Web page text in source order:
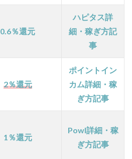
0.6％還元
ハピタス詳
細・稼ぎ方記
事
2％還元
ポイントイン
カム詳細・稼
ぎ方記事
1％還元
Powl詳細・稼
ぎ方記事